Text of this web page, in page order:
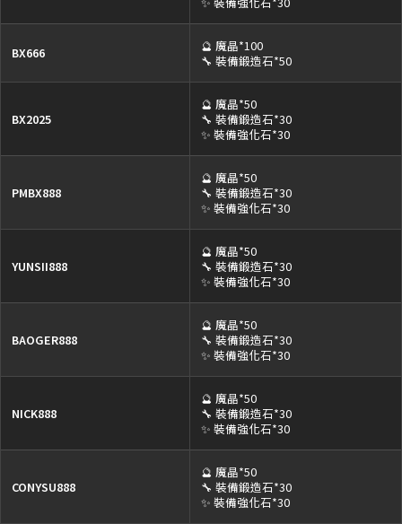
BX666
🔮 魔晶*100
🔧 裝備鍛造石*50
BX2025
🔮 魔晶*50
🔧 裝備鍛造石*30
✨ 裝備強化石*30
PMBX888
🔮 魔晶*50
🔧 裝備鍛造石*30
✨ 裝備強化石*30
YUNSII888
🔮 魔晶*50
🔧 裝備鍛造石*30
✨ 裝備強化石*30
BAOGER888
🔮 魔晶*50
🔧 裝備鍛造石*30
✨ 裝備強化石*30
NICK888
🔮 魔晶*50
🔧 裝備鍛造石*30
✨ 裝備強化石*30
CONYSU888
🔮 魔晶*50
🔧 裝備鍛造石*30
✨ 裝備強化石*30